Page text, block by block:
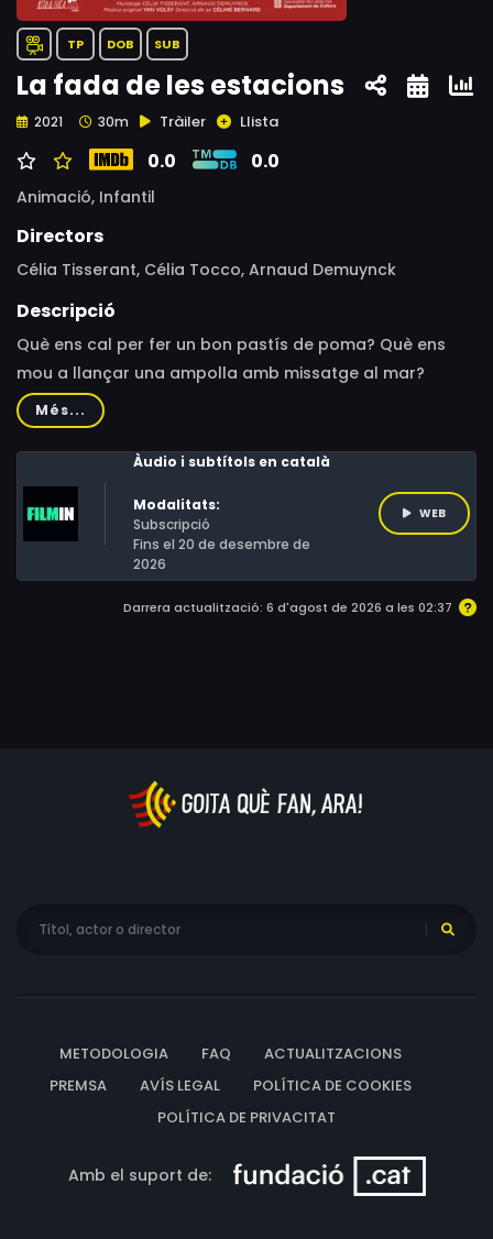
TP DOB SUB
La fada de les estacions
2021 30m Tràiler Llista
0.0 0.0
Animació, Infantil
Directors
Célia Tisserant, Célia Tocco, Arnaud Demuynck
Descripció
Què ens cal per fer un bon pastís de poma? Què ens
mou a llançar una ampolla amb missatge al mar?
Aquest programa de curtmetratges ens parla de la
importància de l’esforç i la constància per aconseguir el
que ens proposem. Tres petites històries amb
protagonistes d’allò més decidits, valents i
perseverants.
Més...
Àudio i subtítols en català
Modalitats:
Subscripció
Fins el 20 de desembre de
2026
WEB
Darrera actualització: 6 d'agost de 2026 a les 02:37
METODOLOGIA FAQ
ACTUALITZACIONS
PREMSA
AVÍS LEGAL
POLÍTICA DE COOKIES
POLÍTICA DE PRIVACITAT
Amb el suport de: